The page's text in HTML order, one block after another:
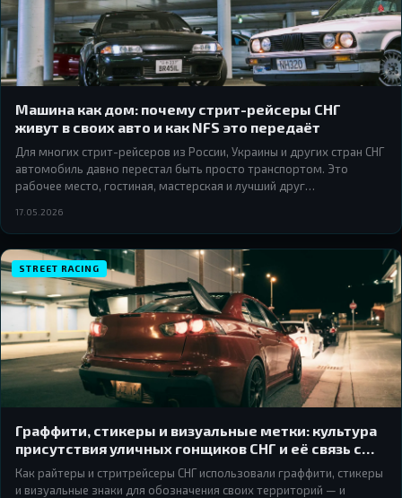
Машина как дом: почему стрит-рейсеры СНГ
живут в своих авто и как NFS это передаёт
Для многих стрит-рейсеров из России, Украины и других стран СНГ
автомобиль давно перестал быть просто транспортом. Это
рабочее место, гостиная, мастерская и лучший друг
почему серия Need for Speed понимает его лучше, чем кажется.
17.05.2026
STREET RACING
Граффити, стикеры и визуальные метки: культура
присутствия уличных гонщиков СНГ и её связь с
NFS
Как райтеры и стритрейсеры СНГ использовали граффити, стикеры
и визуальные знаки для обозначения своих территорий — и